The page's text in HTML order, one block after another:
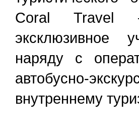
Coral Travel
эксклюзивное
наряду с
автобусно-
внутреннему